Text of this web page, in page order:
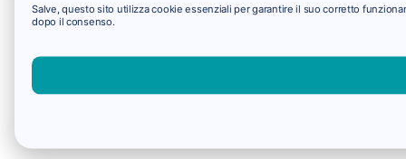
Salve, questo sito utilizza cookie essenziali per garantire il suo corretto
dopo il consenso.